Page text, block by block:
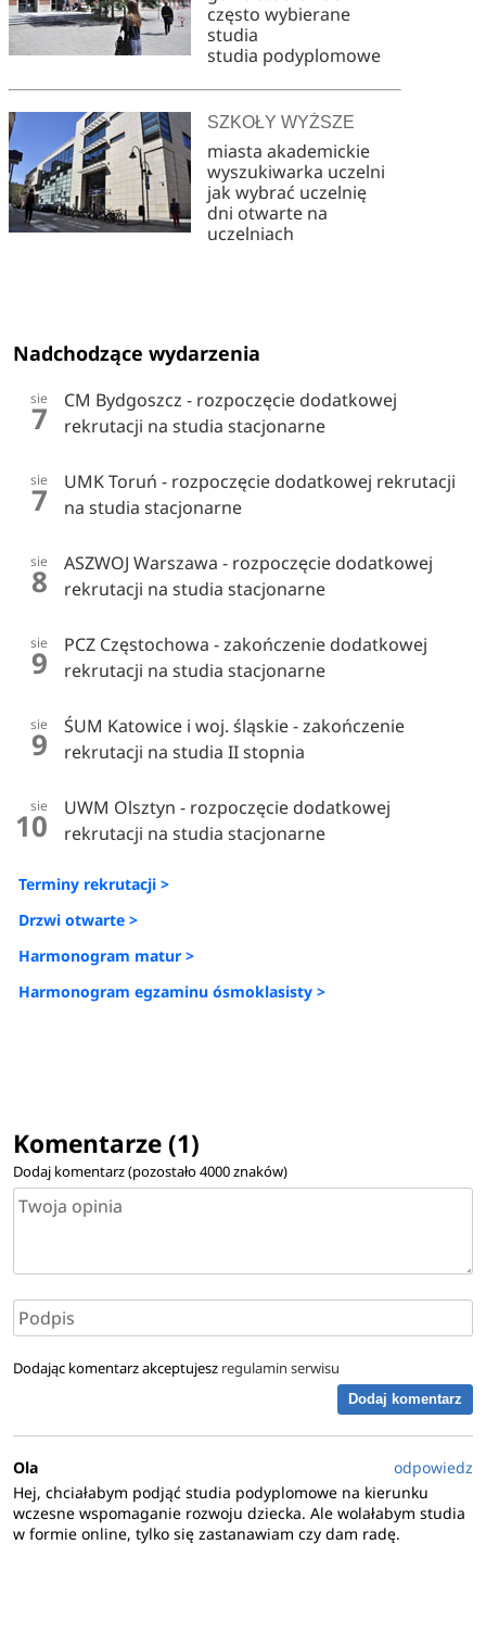
często wybierane
studia
studia podyplomowe
SZKOŁY WYŻSZE
miasta akademickie
wyszukiwarka uczelni
jak wybrać uczelnię
dni otwarte na
uczelniach
Nadchodzące wydarzenia
sie
7
CM Bydgoszcz - rozpoczęcie dodatkowej
rekrutacji na studia stacjonarne
sie
7
UMK Toruń - rozpoczęcie dodatkowej rekrutacji
na studia stacjonarne
sie
8
ASZWOJ Warszawa - rozpoczęcie dodatkowej
rekrutacji na studia stacjonarne
sie
9
PCZ Częstochowa - zakończenie dodatkowej
rekrutacji na studia stacjonarne
sie
9
ŚUM Katowice i woj. śląskie - zakończenie
rekrutacji na studia II stopnia
sie
10
UWM Olsztyn - rozpoczęcie dodatkowej
rekrutacji na studia stacjonarne
Terminy rekrutacji >
Drzwi otwarte >
Harmonogram matur >
Harmonogram egzaminu ósmoklasisty >
Komentarze (1)
Dodaj komentarz (pozostało4000znaków)
Dodając komentarz akceptujesz regulamin serwisu
Dodaj komentarz
Ola
odpowiedz
Hej, chciałabym podjąć studia podyplomowe na kierunku
wczesne wspomaganie rozwoju dziecka. Ale wolałabym studia
w formie online, tylko się zastanawiam czy dam radę.